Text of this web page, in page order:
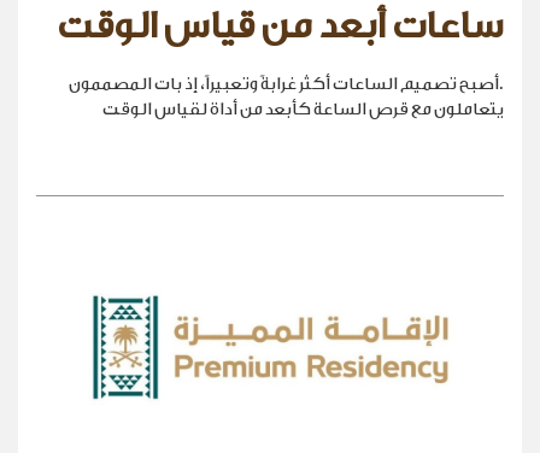
ساعات أبعد من قياس الوقت
.أصبح تصميم الساعات أكثر غرابةً وتعبيراً، إذ بات المصممون
يتعاملون مع قرص الساعة كأبعد من أداة لقياس الوقت